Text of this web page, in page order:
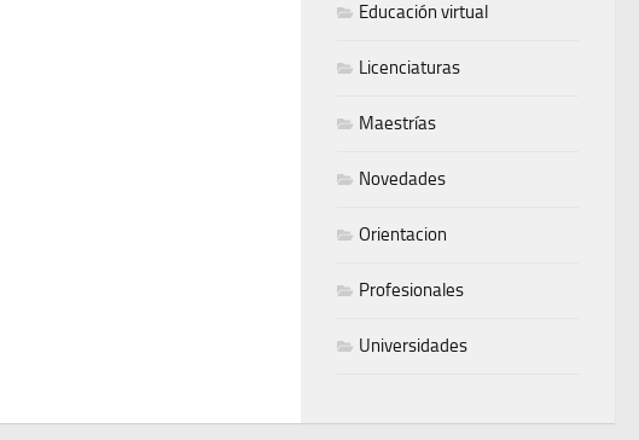
Educación virtual
Licenciaturas
Maestrías
Novedades
Orientacion
Profesionales
Universidades